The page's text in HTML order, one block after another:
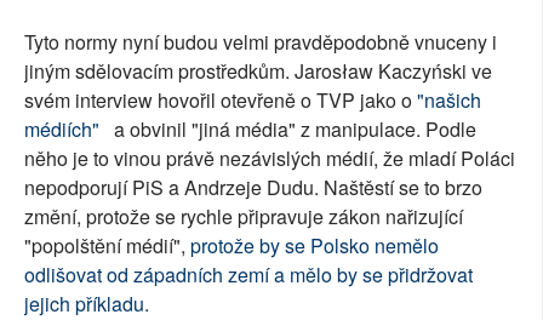
Tyto normy nyní budou velmi pravděpodobně vnuceny i
jiným sdělovacím prostředkům. Jarosław Kaczyński ve
svém interview hovořil otevřeně o TVP jako o"našich
médiích" a obvinil "jiná média" z manipulace. Podle
něho je to vinou právě nezávislých médií, že mladí Poláci
nepodporují PiS a Andrzeje Dudu. Naštěstí se to brzo
změní, protože se rychle připravuje zákon nařizující
"popolštění médií", protože by se Polsko nemělo
odlišovat od západních zemí a mělo by se přidržovat
jejich příkladu.